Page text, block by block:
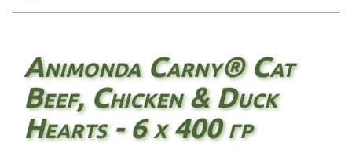
Animonda Carny® Cat
Beef, Chicken & Duck
Hearts - 6 х 400 гр